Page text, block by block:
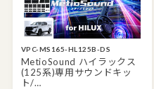
VPC-MS165-HL125B-DS
MetioSound ハイラックス
(125系)専用サウンドキッ
ト/…